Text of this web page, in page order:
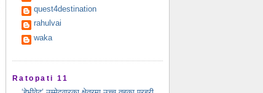
quest4destination
rahulvai
waka
Ratopati 11